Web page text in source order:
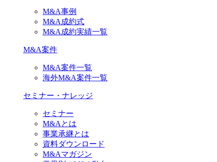
M&A事例
M&A成約式
M&A成約実績一覧
M&A案件
M&A案件一覧
海外M&A案件一覧
セミナー・ナレッジ
セミナー
M&Aとは
事業承継とは
資料ダウンロード
M&Aマガジン